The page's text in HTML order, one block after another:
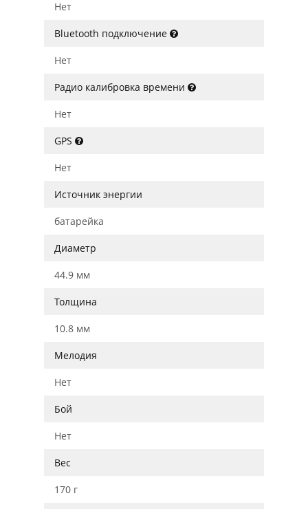
Нет
Bluetooth подключение
Нет
Радио калибровка времени
Нет
GPS
Нет
Источник энергии
батарейка
Диаметр
44.9 мм
Толщина
10.8 мм
Мелодия
Нет
Бой
Нет
Вес
170 г